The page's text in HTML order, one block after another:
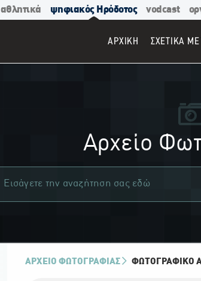
αθλητικά ψηφιακός Ηρόδοτος vodcast
ΑΡΧΙΚΉ ΣΧΕΤΙΚΑ
Αρχείο
ΑΡΧΕΙΟ ΦΩΤΟΓΡΑΦΙΑΣ ΦΩΤΟΓΡΑΦΙΚΌ